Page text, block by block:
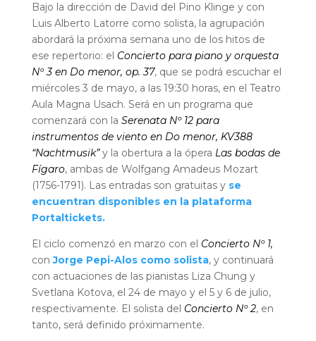
Bajo la dirección de David del Pino Klinge y con
Luis Alberto Latorre como solista, la agrupación
abordará la próxima semana uno de los hitos de
ese repertorio: el Concierto para piano y orquesta
Nº 3 en Do menor, op. 37, que se podrá escuchar el
miércoles 3 de mayo, a las 19:30 horas, en el Teatro
Aula Magna Usach. Será en un programa que
comenzará con la Serenata Nº 12 para
instrumentos de viento en Do menor, KV388
“Nachtmusik”y la obertura a la ópera Las bodas de
Fígaro, ambas de Wolfgang Amadeus Mozart
(1756-1791). Las entradas son gratuitas y se
encuentran disponibles en la plataforma
Portaltickets.
El ciclo comenzó en marzo con el Concierto Nº 1,
conJorge Pepi-Alos como solista, y continuará
con actuaciones de las pianistas Liza Chung y
Svetlana Kotova, el 24 de mayo y el 5 y 6 de julio,
respectivamente. El solista del Concierto Nº 2, en
tanto, será definido próximamente.